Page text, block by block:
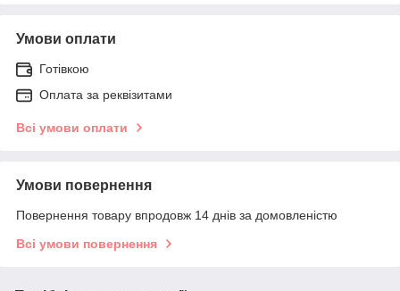
Умови оплати
Готівкою
Оплата за реквізитами
Всі умови оплати
Умови повернення
Повернення товару впродовж 14 днів за домовленістю
Всі умови повернення